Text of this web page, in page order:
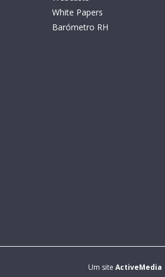
White Papers
Barómetro RH
Um site ActiveMedia